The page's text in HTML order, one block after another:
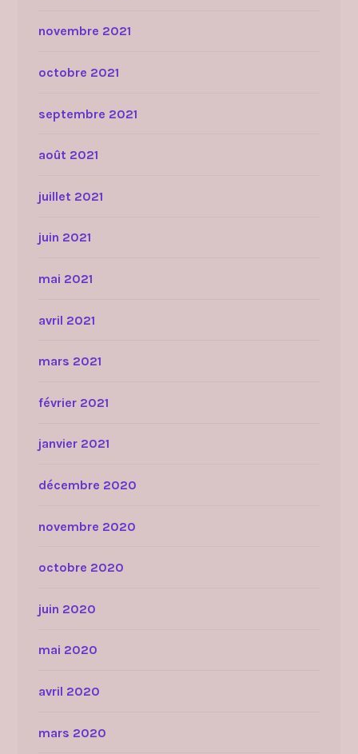
novembre 2021
octobre 2021
septembre 2021
août 2021
juillet 2021
juin 2021
mai 2021
avril 2021
mars 2021
février 2021
janvier 2021
décembre 2020
novembre 2020
octobre 2020
juin 2020
mai 2020
avril 2020
mars 2020